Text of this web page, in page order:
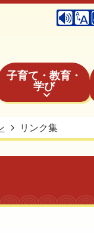
子育て・教育・
学び
リンク集